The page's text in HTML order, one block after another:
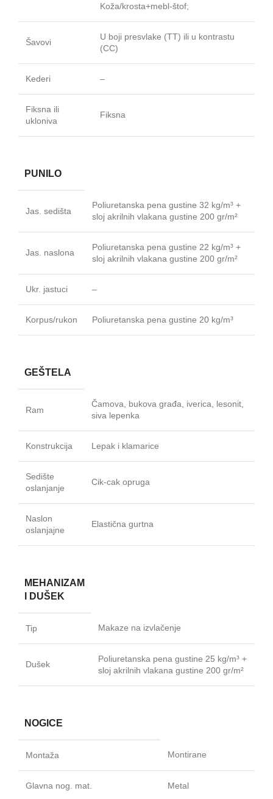
Koža/krosta+mebl‐štof;
Šavovi
U boji presvlake (TT) ili u kontrastu
(CC)
Kederi –
Fiksna ili
ukloniva
Fiksna
PUNILO
Jas. sedišta
Poliuretanska pena gustine 32 kg/m³ +
sloj akrilnih vlakana gustine 200 gr/m²
Jas. naslona
Poliuretanska pena gustine 22 kg/m³ +
sloj akrilnih vlakana gustine 200 gr/m²
Ukr. jastuci –
Korpus/rukon Poliuretanska pena gustine 20 kg/m³
GEŠTELA
Ram
Čamova, bukova građa, iverica, lesonit,
siva lepenka
Konstrukcija Lepak i klamarice
Sedište
oslanjanje
Cik-cak opruga
Naslon
oslanjajne
Elastična gurtna
MEHANIZAM
I DUŠEK
Tip Makaze na izvlačenje
Dušek
Poliuretanska pena gustine 25 kg/m³ +
sloj akrilnih vlakana gustine 200 gr/m²
NOGICE
Montaža Montirane
Glavna nog. mat. Metal